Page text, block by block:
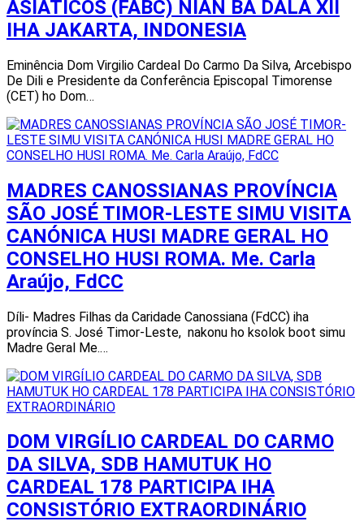
ASIÁTICOS (FABC) NIAN BA DALA XII
IHA JAKARTA, INDONESIA
Eminência Dom Virgilio Cardeal Do Carmo Da Silva, Arcebispo
De Dili e Presidente da Conferência Episcopal Timorense
(CET) ho Dom…
MADRES CANOSSIANAS PROVÍNCIA
SÃO JOSÉ TIMOR-LESTE SIMU VISITA
CANÓNICA HUSI MADRE GERAL HO
CONSELHO HUSI ROMA. Me. Carla
Araújo, FdCC
Díli- Madres Filhas da Caridade Canossiana (FdCC) iha
província S. José Timor-Leste, nakonu ho ksolok boot simu
Madre Geral Me.…
DOM VIRGÍLIO CARDEAL DO CARMO
DA SILVA, SDB HAMUTUK HO
CARDEAL 178 PARTICIPA IHA
CONSISTÓRIO EXTRAORDINÁRIO